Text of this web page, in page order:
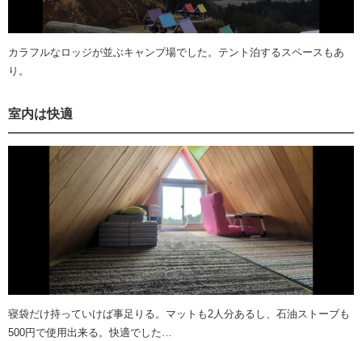
カラフルなロッジが並ぶキャンプ場でした。テント泊するスペースもあ
り。
室内は快適
寝袋だけ持っていけば事足りる。マットも2人分あるし、石油ストーブも
500円で使用出来る。快適でした…